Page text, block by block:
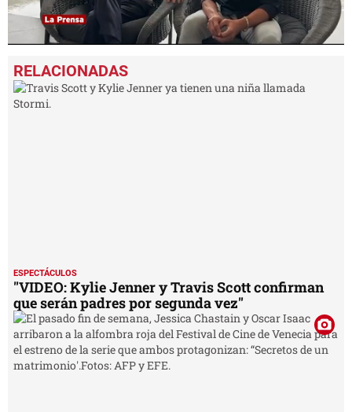
seconds
of
minutes,
ESPECTÁCULOS
"VIDEO: Kylie Jenner y Travis Scott confirman
que serán padres por segunda vez"